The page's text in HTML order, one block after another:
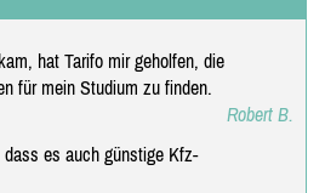
hat Tarifo mir geholfen, die
für mein Studium zu finden.
Robert B.
es auch günstige Kfz-